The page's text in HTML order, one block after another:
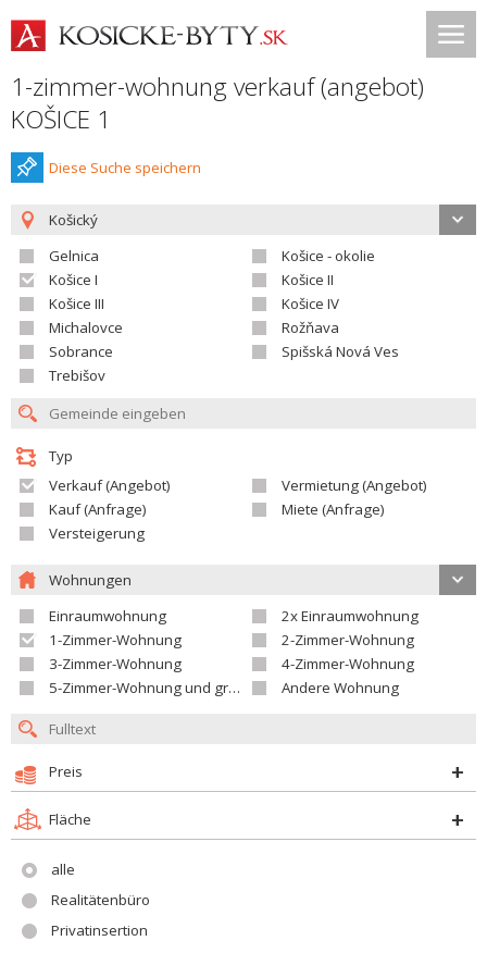
1-zimmer-wohnung verkauf (angebot)
KOŠICE 1
Diese Suche speichern
Košický
Gelnica
Košice - okolie
Košice I
Košice II
Košice III
Košice IV
Michalovce
Rožňava
Sobrance
Spišská Nová Ves
Trebišov
Typ
Verkauf (Angebot)
Vermietung (Angebot)
Kauf (Anfrage)
Miete (Anfrage)
Versteigerung
Wohnungen
Einraumwohnung
2x Einraumwohnung
1-Zimmer-Wohnung
2-Zimmer-Wohnung
3-Zimmer-Wohnung
4-Zimmer-Wohnung
5-Zimmer-Wohnung und größer
Andere Wohnung
Preis
Fläche
alle
Realitätenbüro
Privatinsertion